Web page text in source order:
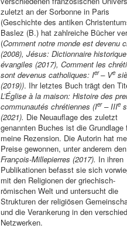
zuletzt an der Sorbonne in Paris
(Geschichte des antiken
Baslez (B.) hat zahlreiche Bücher
(Comment notre monde est devenu
(2008), Jésus: Dictionnaire
évangiles (2017), Comment les
sont devenus catholiques: Ier– Ve
(2019)). Ihr letztes Buch trägt den
L’Église à la maison: Histoire des
communautés chrétiennes (Ier– IIIe
(2021). Die Neuauflage des zuletzt
genannten Buches ist die Grundlage
meine Rezension. Die Autorin hat
Preise gewonnen, unter anderem
François-Millepierres (2017). In ihren
Publikationen befasst sie sich
mit den Religionen der griechisch-
römischen Welt und untersucht die
Strukturen der religiösen
und die Verankerung in den
Netzwerken.